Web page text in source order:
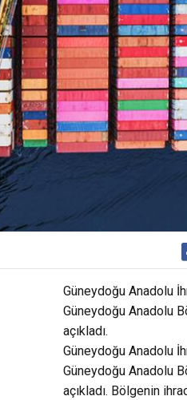
Güneydoğu Anadolu
Güneydoğu Anadolu
açıkladı.
Güneydoğu Anadolu
Güneydoğu Anadolu
açıkladı. Bölgenin